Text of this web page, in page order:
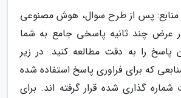
و منابع: پس از طرح سوال، هوش مصنوعی
عرض چند ثانیه پاسخی جامع به شما
را به دقت مطالعه کنید. در زیر
که برای فراوری پاسخ استفاده شده
شماره گذاری شده قرار گرفته اند. برای